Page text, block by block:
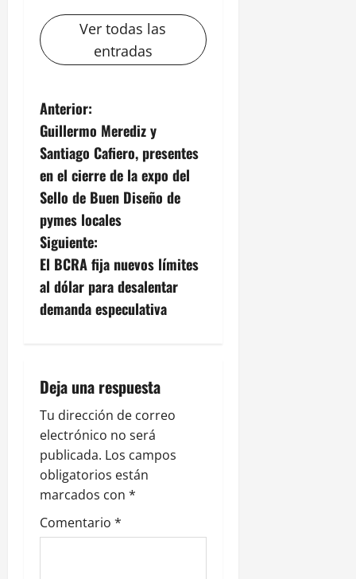
Ver todas las
entradas
N
a
v
e
g
a
c
ó
n
d
e
e
n
Anterior:
Guillermo Merediz y
Santiago Cafiero, presentes
en el cierre de la expo del
Sello de Buen Diseño de
pymes locales
Siguiente:
El BCRA fija nuevos límites
al dólar para desalentar
demanda especulativa
Deja una respuesta
Tu dirección de correo
electrónico no será
publicada. Los campos
obligatorios están
marcados con *
Comentario *